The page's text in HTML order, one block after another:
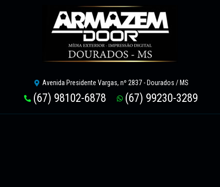
Avenida Presidente Vargas, nº 2837 - Dourados / MS
(67) 98102-6878 (67) 99230-3289